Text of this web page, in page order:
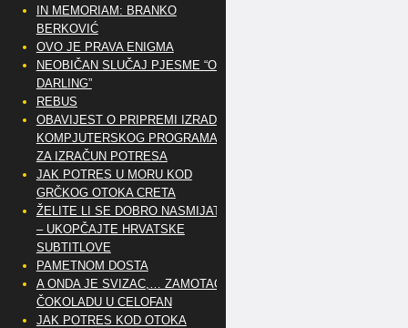
IN MEMORIAM: BRANKO
BERKOVIĆ
OVO JE PRAVA ENIGMA
NEOBIČAN SLUČAJ PJESME “OH
DARLING”
REBUS
OBAVIJEST O PRIPREMI IZRADE
KOMPJUTERSKOG PROGRAMA
ZA IZRAČUN POTRESA
JAK POTRES U MORU KOD
GRČKOG OTOKA CRETA
ŽELITE LI SE DOBRO NASMIJATI
– UKOPČAJTE HRVATSKE
SUBTITLOVE
PAMETNOM DOSTA
A ONDA JE SVIZAC,… ZAMOTAO
ČOKOLADU U CELOFAN
JAK POTRES KOD OTOKA